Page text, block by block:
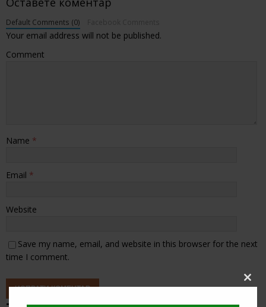
Default Comments (0)
Your email address will not be published.
Comment
Name *
Email *
Website
Save my name, email, and website in this browser for the next
time I comment.